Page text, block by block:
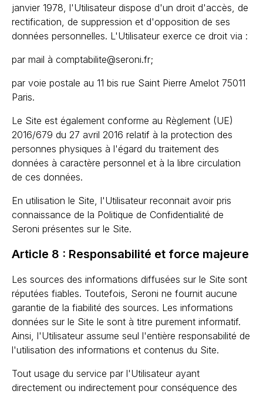
janvier 1978, l'Utilisateur dispose d'un droit d'accès, de
rectification, de suppression et d'opposition de ses
données personnelles. L'Utilisateur exerce ce droit via :
par mail à comptabilite@seroni.fr;
par voie postale au 11 bis rue Saint Pierre Amelot 75011
Paris.
Le Site est également conforme au Règlement (UE)
2016/679 du 27 avril 2016 relatif à la protection des
personnes physiques à l'égard du traitement des
données à caractère personnel et à la libre circulation
de ces données.
En utilisation le Site, l'Utilisateur reconnait avoir pris
connaissance de la Politique de Confidentialité de
Seroni présentes sur le Site.
Article 8 : Responsabilité et force majeure
Les sources des informations diffusées sur le Site sont
réputées fiables. Toutefois, Seroni ne fournit aucune
garantie de la fiabilité des sources. Les informations
données sur le Site le sont à titre purement informatif.
Ainsi, l'Utilisateur assume seul l'entière responsabilité de
l'utilisation des informations et contenus du Site.
Tout usage du service par l'Utilisateur ayant
directement ou indirectement pour conséquence des